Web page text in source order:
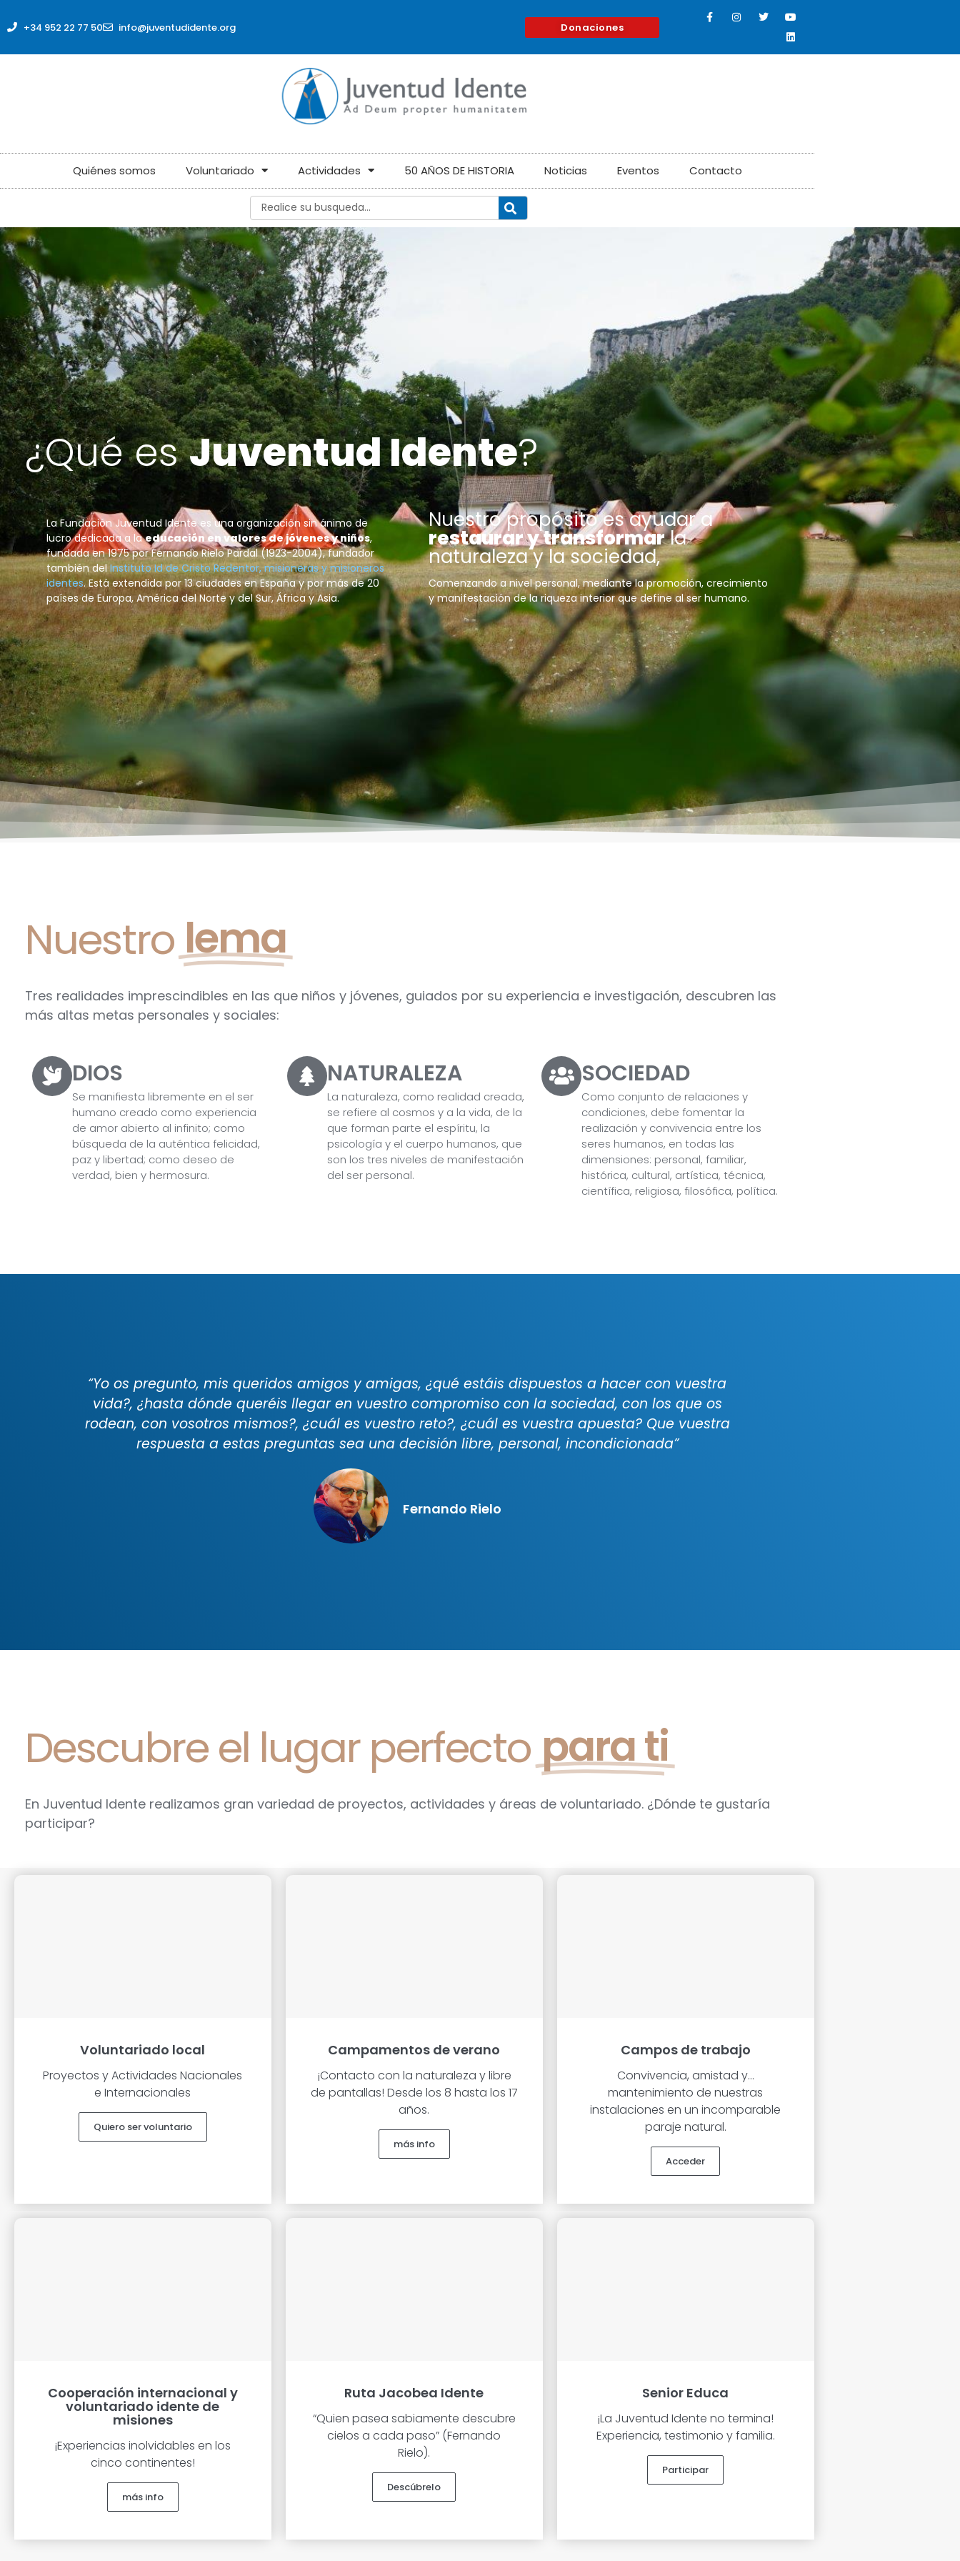
+34 952 22 77 50 info@juventudidente.org Donaciones
Quiénes somos Voluntariado Actividades 50 AÑOS DE HISTORIA Noticias Eventos Contacto
¿Qué esJuventud Idente?
La Fundación Juventud Idente es una organización sin ánimo de
lucro dedicada a laeducación en valores de jóvenes y niños,
fundada en 1975 por Fernando Rielo Pardal (1923-2004), fundador
también del Instituto Id de Cristo Redentor, misioneras y misioneros
identes. Está extendida por 13 ciudades en España y por más de 20
países de Europa, América del Norte y del Sur, África y Asia.
Nuestro propósito es ayudar a
restaurar y transformarla
naturaleza y la sociedad,
Comenzando a nivel personal, mediante la promoción, crecimiento
y manifestación de la riqueza interior que define al ser humano.
Nuestrolema
Tres realidades imprescindibles en las que niños y jóvenes, guiados por su experiencia e investigación, descubren las
más altas metas personales y sociales:
DIOS
Se manifiesta libremente en el ser
humano creado como experiencia
de amor abierto al infinito; como
búsqueda de la auténtica felicidad,
paz y libertad; como deseo de
verdad, bien y hermosura.
NATURALEZA
La naturaleza, como realidad creada,
se refiere al cosmos y a la vida, de la
que forman parte el espíritu, la
psicología y el cuerpo humanos, que
son los tres niveles de manifestación
del ser personal.
SOCIEDAD
Como conjunto de relaciones y
condiciones, debe fomentar la
realización y convivencia entre los
seres humanos, en todas las
dimensiones: personal, familiar,
histórica, cultural, artística, técnica,
científica, religiosa, filosófica, política.
“Yo os pregunto, mis queridos amigos y amigas, ¿qué estáis dispuestos a hacer con vuestra
vida?, ¿hasta dónde queréis llegar en vuestro compromiso con la sociedad, con los que os
rodean, con vosotros mismos?, ¿cuál es vuestro reto?, ¿cuál es vuestra apuesta? Que vuestra
respuesta a estas preguntas sea una decisión libre, personal, incondicionada”
Fernando Rielo
Descubre el lugar perfecto para ti
En Juventud Idente realizamos gran variedad de proyectos, actividades y áreas de voluntariado. ¿Dónde te gustaría
participar?
Voluntariado local
Proyectos y Actividades Nacionales
e Internacionales
Quiero ser voluntario
Campamentos de verano
¡Contacto con la naturaleza y libre
de pantallas! Desde los 8 hasta los 17
años.
más info
Campos de trabajo
Convivencia, amistad y…
mantenimiento de nuestras
instalaciones en un incomparable
paraje natural.
Acceder
Cooperación internacional y
voluntariado idente de
misiones
¡Experiencias inolvidables en los
cinco continentes!
más info
Ruta Jacobea Idente
“Quien pasea sabiamente descubre
cielos a cada paso” (Fernando
Rielo).
Descúbrelo
Senior Educa
¡La Juventud Idente no termina!
Experiencia, testimonio y familia.
Participar